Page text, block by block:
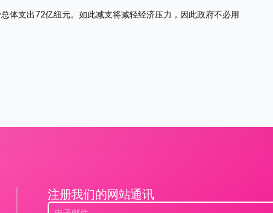
体支出72亿纽元。如此减支将减轻经济压力，因此政府不必用
注册我们的网站通讯